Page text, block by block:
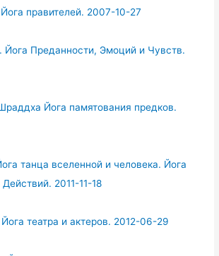
правителей. 2007-10-27
Йога Преданности, Эмоций и Чувств.
Йога памятования предков.
танца вселенной и человека. Йога
2011-11-18
театра и актеров. 2012-06-29